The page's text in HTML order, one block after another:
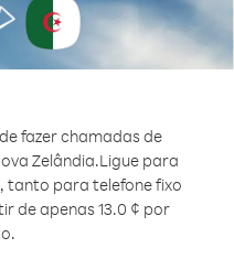
fazer chamadas de
Zelândia.Ligue para
tanto para telefone fixo
de apenas 13.0 ¢ por